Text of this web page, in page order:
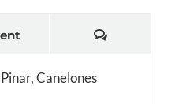
Canelones